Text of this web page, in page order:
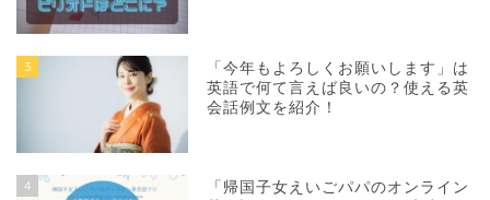
3
「今年もよろしくお願いします」は
英語で何て言えば良いの？使える英
会話例文を紹介！
4
「帰国子女えいごパパのオンライン